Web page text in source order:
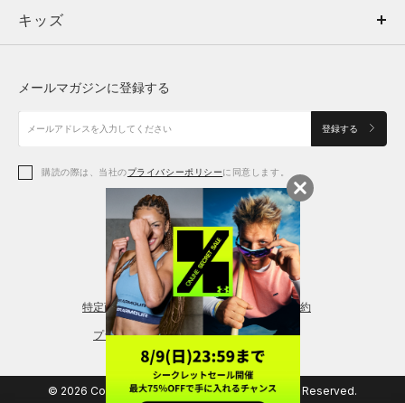
キッズ
アクセサリー
ボトムス
アクセサリー
トップス
シューズ
アクセサリー
レギンス＆タイツ
キッズ
シューズ
メールマガジンに登録する
登録する
購読の際は、当社のプライバシーポリシーに同意します。
特定商取引法に基づく通販の表記 会員規約
プライバシーポリシー
© 2026 Copyright DOME Corporation. All Rights Reserved.